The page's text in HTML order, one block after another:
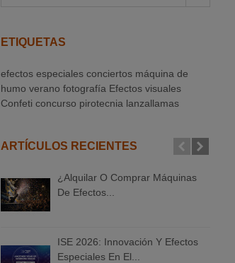
ETIQUETAS
efectos especiales conciertos máquina de
humo verano fotografía Efectos visuales
Confeti concurso pirotecnia lanzallamas
ARTÍCULOS RECIENTES
¿Alquilar O Comprar Máquinas
De Efectos...
ISE 2026: Innovación Y Efectos
Especiales En El...